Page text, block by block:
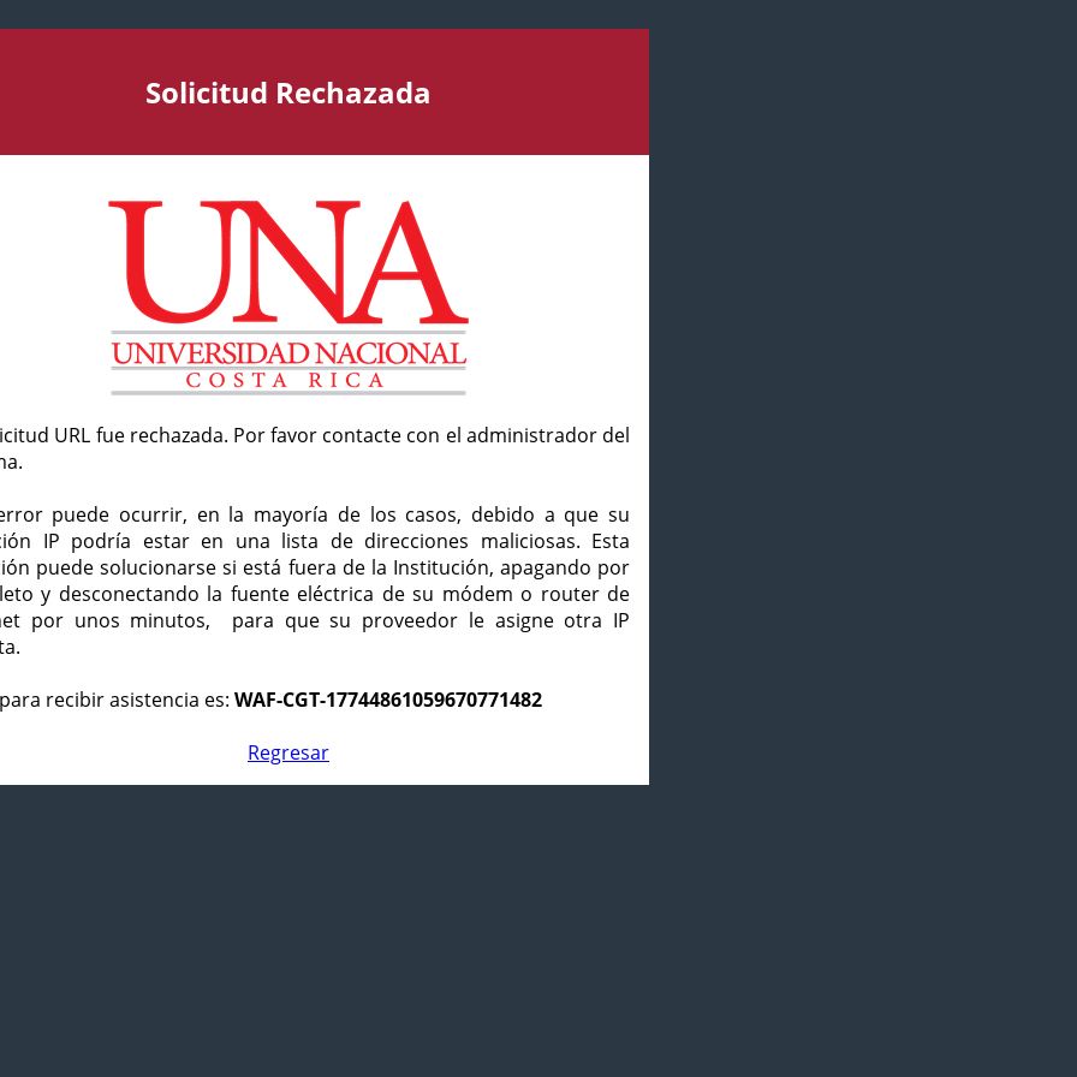
Solicitud Rechazada
URL fue rechazada. Por favor contacte con el administrador del
puede ocurrir, en la mayoría de los casos, debido a que su
IP podría estar en una lista de direcciones maliciosas. Esta
puede solucionarse si está fuera de la Institución, apagando por
y desconectando la fuente eléctrica de su módem o router de
por unos minutos, para que su proveedor le asigne otra IP
recibir asistencia es: WAF-CGT-17744861059670771482
Regresar